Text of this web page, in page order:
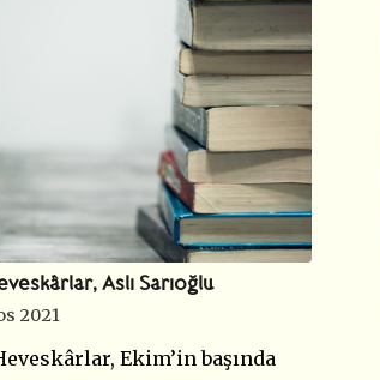
Aslı Sarıoğlu
2021
Ekim’in başında